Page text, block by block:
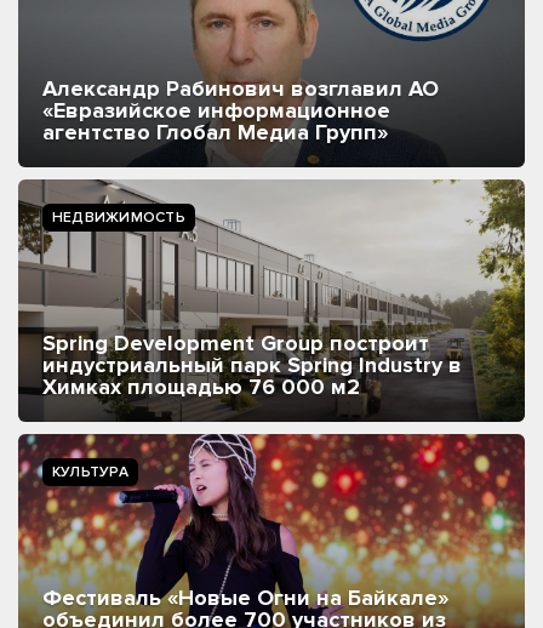
Александр Рабинович возглавил АО
«Евразийское информационное
агентство Глобал Медиа Групп»
НЕДВИЖИМОСТЬ
Spring Development Group построит
индустриальный парк Spring Industry в
Химках площадью 76 000 м2
КУЛЬТУРА
Фестиваль «Новые Огни на Байкале»
объединил более 700 участников из